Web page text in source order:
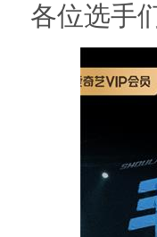
各位选手